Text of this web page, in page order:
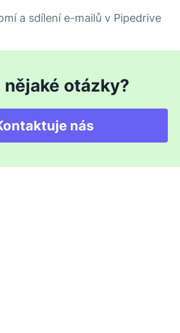
a sdílení e-mailů v Pipedrive
nějaké otázky?
nás